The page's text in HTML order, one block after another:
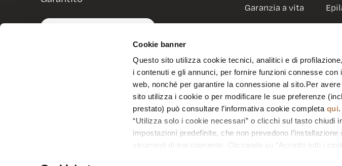
Cookie banner
Questo sito utilizza cookie tecnici, analitici e di
i contenuti e gli annunci, per fornire funzioni connesse
web, nonché per garantire la connessione al sito.Per
sito utilizza i cookie o per modificare le sue preferenze
prestato) può consultare l’informativa cookie completa qui
“Utilizza solo i cookie necessari” o clicchi sul tasto chiudi
impostazioni predefinite, che non prevedono
strumenti di tracciamento. Cliccando su “Accetto tutti i
Garanzia a vita
epìLate Srl – tutti i diritti riservati – p.iva e c.f. 03935080279